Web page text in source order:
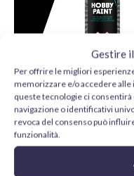
Gestire
Per offrire le migliori
memorizzare e/o accedere alle
queste tecnologie ci
navigazione o identificativi
revoca del consenso può
funzionalità.
Vallejo Imprimación
28012 Aerosol 400 ml
11,75 €
AGGIUNGI AL